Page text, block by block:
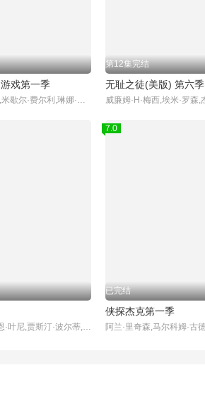
戏第一季
肖恩·宾,米歇尔·费尔利,琳娜·海蒂,彼特·丁拉基,艾米莉亚·克拉克,基特·哈灵顿,苏菲·特纳,麦茜·威廉姆斯,尼古拉·科斯特-瓦尔道,伊恩·格雷,约翰·布莱德利
第12集完结
无耻之徒(美版) 第六季
艾什琳恩·叶尼,贾斯汀·波尔蒂,斯金·迪亚蒙德,维多利亚·莱文,凯文·尼尔森,妮佳·海特洛娃,布伦特·哈维,卡拉·库什,萨拉·卢
7.0
已完结
侠探杰克第一季